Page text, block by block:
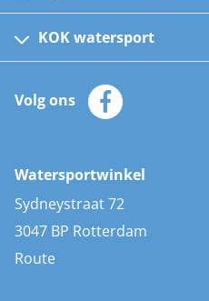
Kinder reddingsvesten
Automatische
Zeilkleding
Zonnepanelen
AIS transponders
Stootwillen en fenders
Bootkussens
Zwemtrappen
KOK watersport
Klantenservice
Merken
Volg ons
Watersportwinkel
Sydneystraat 72
3047 BP Rotterdam
Route